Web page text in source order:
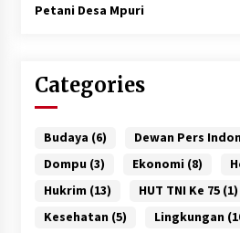
Petani Desa Mpuri
Categories
Budaya (6) Dewan Pers
Dompu (3) Ekonomi (8)
Hukrim (13) HUT TNI Ke 75(1)
Kesehatan (5) Lingkungan